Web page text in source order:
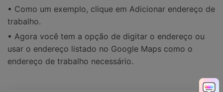
• Como um exemplo, clique em Adicionar endereço de
trabalho.
• Agora você tem a opção de digitar o endereço ou
usar o endereço listado no Google Maps como o
endereço de trabalho necessário.